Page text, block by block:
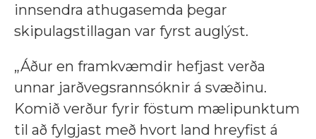
innsendra athugasemda þegar
skipulagstillagan var fyrst auglýst.
„Áður en framkvæmdir hefjast verða
unnar jarðvegsrannsóknir á svæðinu.
Komið verður fyrir föstum mælipunktum
til að fylgjast með hvort land hreyfist á